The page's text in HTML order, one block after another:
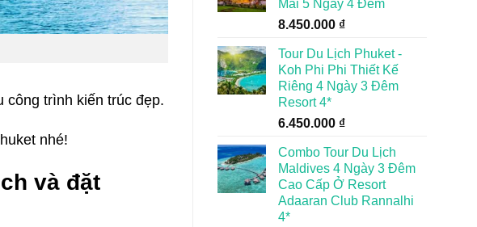
công trình kiến trúc đẹp.
nhé!
và đặt
Mai 5 Ngày 4 Đêm
8.450.000 ₫
Tour Du Lịch Phuket -
Koh Phi Phi Thiết Kế
Riêng 4 Ngày 3 Đêm
Resort 4*
6.450.000 ₫
Combo Tour Du Lịch
Maldives 4 Ngày 3 Đêm
Cao Cấp Ở Resort
Adaaran Club Rannalhi
4*